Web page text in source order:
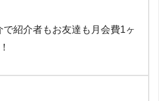
で紹介者もお友達も月会費1ヶ